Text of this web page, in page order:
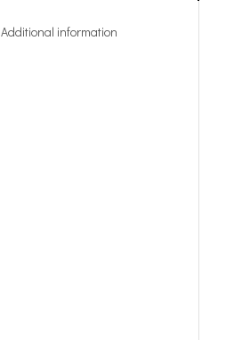
Additional information